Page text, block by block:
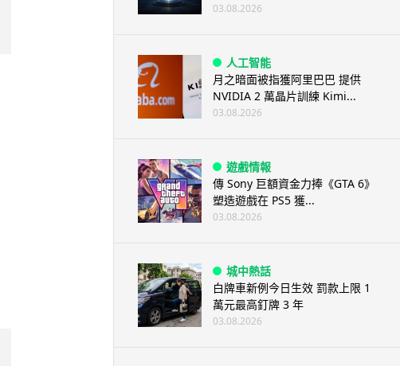
03.08.2026
人工智能
月之暗面被指獲阿里巴巴 提供
NVIDIA 2 萬晶片訓練 Kimi...
03.08.2026
遊戲情報
傳 Sony 巨額資金力捧《GTA 6》
塑造遊戲在 PS5 獲...
03.08.2026
城中熱話
白牌車新例今日生效 罰款上限 1
萬元最高釘牌 3 年
03.08.2026